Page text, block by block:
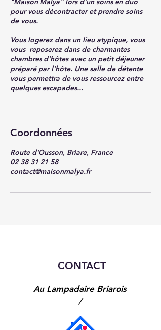
pour vous décontracter et prendre soins
de vous.
Vous logerez dans un lieu atypique, vous
vous reposerez dans de charmantes
chambres d'hôtes avec un petit déjeuner
préparé par l'hôte. Une salle de détente
vous permettra de vous ressourcez entre
quelques escapades...
Coordonnées
Route d'Ousson, Briare, France
02 38 31 21 58
contact@maisonmalya.fr
CONTACT
Au Lampadaire Briarois
/